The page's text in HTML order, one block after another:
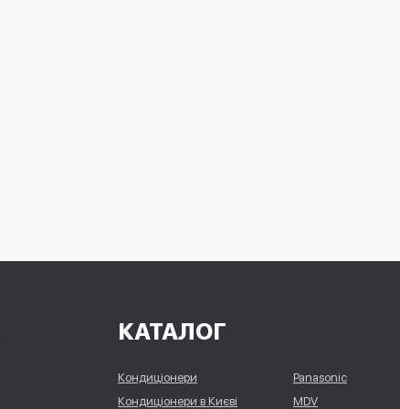
КАТАЛОГ
Кондиціонери
Кондиціонери в Києві
Panasonic
MDV